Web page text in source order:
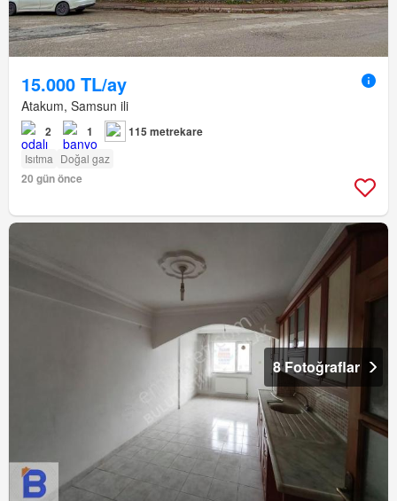
15.000 TL/ay
Atakum, Samsun ili
2 1 115 metrekare
Isıtma Doğal gaz
20 gün önce
8 Fotoğraflar